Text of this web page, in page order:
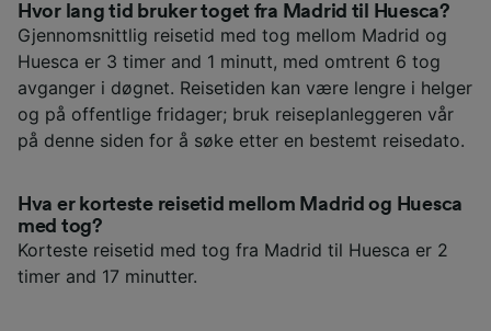
Hvor lang tid bruker toget fra Madrid til Huesca?
Gjennomsnittlig reisetid med tog mellom Madrid og
Huesca er 3 timer and 1 minutt, med omtrent 6 tog
avganger i døgnet. Reisetiden kan være lengre i helger
og på offentlige fridager; bruk reiseplanleggeren vår
på denne siden for å søke etter en bestemt reisedato.
Hva er korteste reisetid mellom Madrid og Huesca
med tog?
Korteste reisetid med tog fra Madrid til Huesca er 2
timer and 17 minutter.